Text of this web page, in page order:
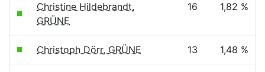
Christine Hildebrandt,
GRÜNE
16 1,82 %
Christoph Dörr, GRÜNE 13 1,48 %